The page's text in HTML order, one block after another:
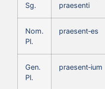
Sg.
praesenti
Nom.
Pl.
praesent‑es
Gen.
Pl.
praesent‑ium